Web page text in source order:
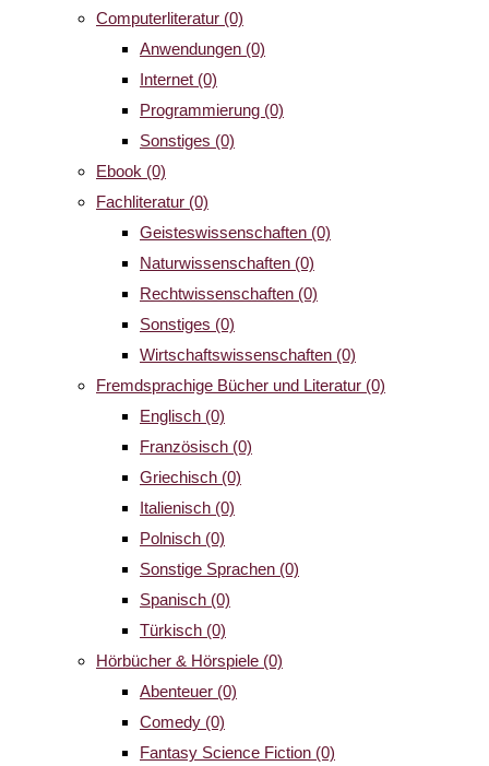
Computerliteratur (0)
Anwendungen (0)
Internet (0)
Programmierung (0)
Sonstiges (0)
Ebook (0)
Fachliteratur (0)
Geisteswissenschaften (0)
Naturwissenschaften (0)
Rechtwissenschaften (0)
Sonstiges (0)
Wirtschaftswissenschaften (0)
Fremdsprachige Bücher und Literatur (0)
Englisch (0)
Französisch (0)
Griechisch (0)
Italienisch (0)
Polnisch (0)
Sonstige Sprachen (0)
Spanisch (0)
Türkisch (0)
Hörbücher & Hörspiele (0)
Abenteuer (0)
Comedy (0)
Fantasy Science Fiction (0)